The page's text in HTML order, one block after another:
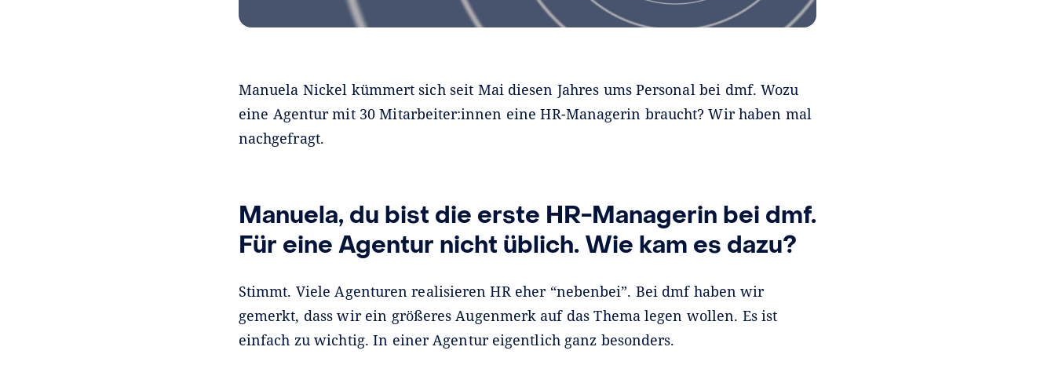
Manuela Nickel kümmert sich seit Mai diesen Jahres ums Personal bei dmf. Wozu
eine Agentur mit 30 Mitarbeiter:innen eine HR-Managerin braucht? Wir haben mal
nachgefragt.
Manuela, du bist die erste HR-Managerin bei dmf.
Für eine Agentur nicht üblich. Wie kam es dazu?
Stimmt. Viele Agenturen realisieren HR eher “nebenbei”. Bei dmf haben wir
gemerkt, dass wir ein größeres Augenmerk auf das Thema legen wollen. Es ist
einfach zu wichtig. In einer Agentur eigentlich ganz besonders.